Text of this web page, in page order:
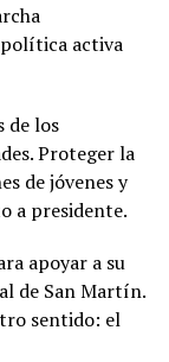
activa
de los
Proteger la
de jóvenes y
a presidente.
apoyar a su
de San Martín.
sentido: el